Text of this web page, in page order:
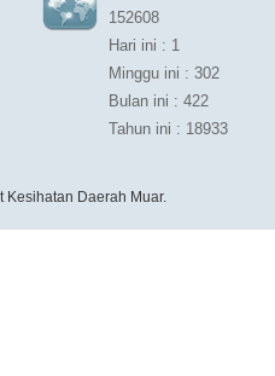
152608
Hari ini : 1
Minggu ini : 302
Bulan ini : 422
Tahun ini : 18933
Kesihatan Daerah Muar.